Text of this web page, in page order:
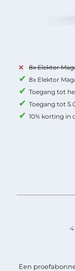
8x Elektor
8x Elektor
Toegang tot
Toegang tot
10% korting in
4
Een